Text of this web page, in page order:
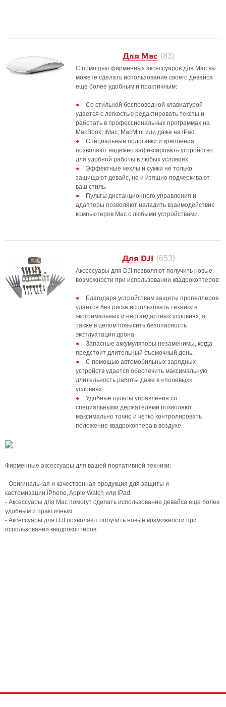
Для Mac (83)
С помощью фирменных аксессуаров для Mac вы
можете сделать использование своего девайса
еще более удобным и практичным:
Со стильной беспроводной клавиатурой
удается с легкостью редактировать тексты и
работать в профессиональных программах на
MacBook, iMac, MacMini или даже на iPad.
Специальные подставки и крепления
позволяют надежно зафиксировать устройство
для удобной работы в любых условиях.
Эффектные чехлы и сумки не только
защищают девайс, но и изящно подчеркивают
ваш стиль.
Пульты дистанционного управления и
адаптеры позволяют наладить взаимодействие
компьютеров Mac с любыми устройствами.
Для DJI (653)
Аксессуары для DJI позволяют получить новые
возможности при использовании квадрокоптеров:
Благодаря устройствам защиты пропеллеров
удается без риска использовать технику в
экстремальных и нестандартных условиях, а
также в целом повысить безопасность
эксплуатации дрона.
Запасные аккумуляторы незаменимы, когда
предстоит длительный съемочный день.
С помощью автомобильных зарядных
устройств удается обеспечить максимальную
длительность работы даже в «полевых»
условиях.
Удобные пульты управления со
специальными держателями позволяют
максимально точно и четко контролировать
положение квадрокоптера в воздухе.
Фирменные аксессуары для вашей портативной техники:
- Оригинальная и качественная продукция для защиты и
кастомизации iPhone, Apple Watch или iPad.
- Аксессуары для Mac помогут сделать использование девайса еще более
удобным и практичным
- Аксессуары для DJI позволяют получить новые возможности при
использовании квадрокоптеров